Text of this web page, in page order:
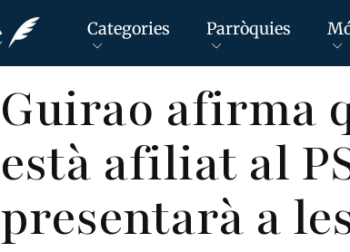
Categories Parròquies
Guirao afirma
està afiliat al
presentarà a